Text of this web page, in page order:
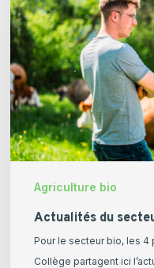
Agriculture bio
bio
–
Avril
2026
Actualités du
Pour le secteur bio, les 4
Collège partagent ici